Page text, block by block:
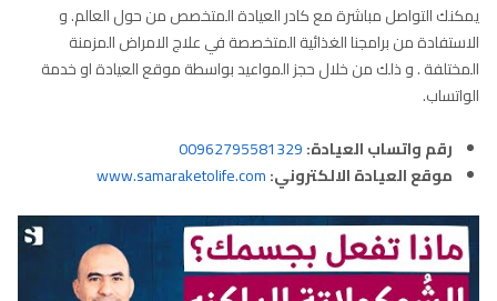
يمكنك التواصل مباشرة مع كادر العيادة المتخصص من حول العالم. و
الاستفادة من برامجنا الغذائية المتخصصة في علاج الامراض المزمنة
المختلفة . و ذلك من خلال حجز المواعيد بواسطة موقع العيادة او خدمة
الواتساب.
رقم واتساب العيادة:00962795581329
موقع العيادة الالكتروني:www.samaraketolife.com